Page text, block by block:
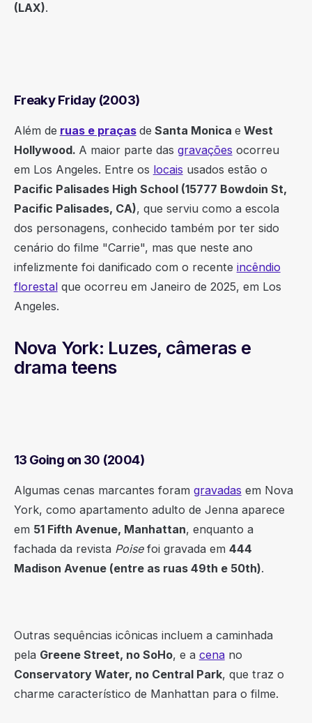
(LAX).
Freaky Friday (2003)
Além de ruas e praças de Santa Monica e West
Hollywood. A maior parte das gravações ocorreu
em Los Angeles. Entre os locais usados estão o
Pacific Palisades High School (15777 Bowdoin St,
Pacific Palisades, CA), que serviu como a escola
dos personagens, conhecido também por ter sido
cenário do filme "Carrie", mas que neste ano
infelizmente foi danificado com o recente incêndio
florestalque ocorreu em Janeiro de 2025, em Los
Angeles.
Nova York: Luzes, câmeras e
drama teens
13 Going on 30 (2004)
Algumas cenas marcantes foram gravadas em Nova
York, como apartamento adulto de Jenna aparece
em 51 Fifth Avenue, Manhattan, enquanto a
fachada da revista Poisefoi gravada em 444
Madison Avenue (entre as ruas 49th e 50th).
Outras sequências icônicas incluem a caminhada
pela Greene Street, no SoHo, e a cenano
Conservatory Water, no Central Park, que traz o
charme característico de Manhattan para o filme.